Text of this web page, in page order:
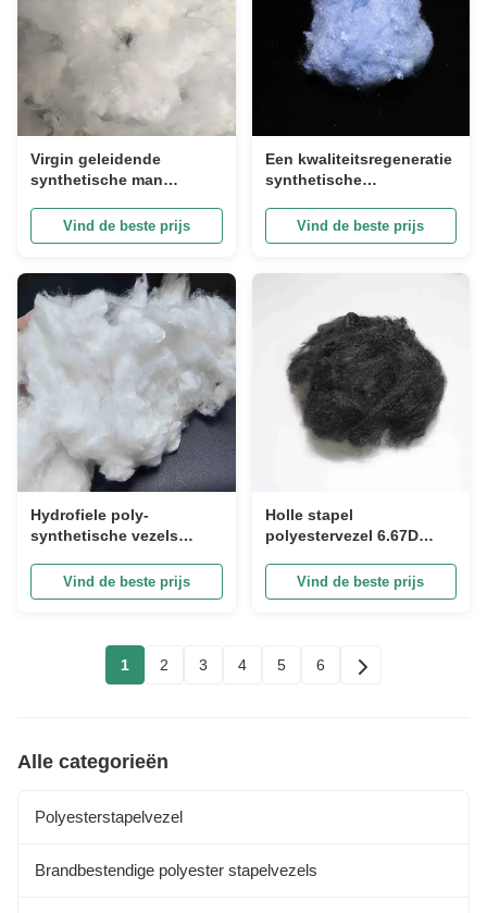
Virgin geleidende
synthetische man
niet-siliconeerde PSF
Vind de beste prijs
Een kwaliteitsregeneratie
synthetische
Blue PSF voor pluis
speelgoed
Vind de beste prijs
Hydrofiele poly-
synthetische vezels
lichtgewicht PSF
Vind de beste prijs
Holle stapel
polyestervezel 6.67D
stapelvezels voor matras
Vind de beste prijs
1 2 3 4 5 6
Alle categorieën
Polyesterstapelvezel
Brandbestendige polyester stapelvezels